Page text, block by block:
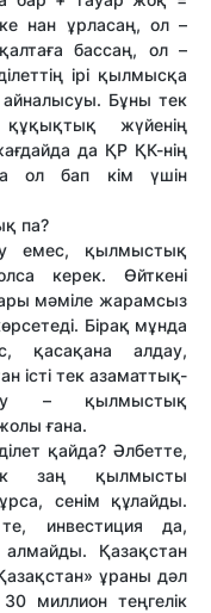
нан ұрласаң, ол –
бассаң, ол –
ірі қылмысқа
Бұны тек
жүйенің
да ҚР ҚК-нің
ол бап кім үшін
па?
емес, қылмыстық
керек. Өйткені
мәміле жарамсыз
Бірақ мұнда
қасақана алдау,
істі тек азаматтық-
– қылмыстық
ғана.
қайда? Әлбетте,
заң қылмысты
сенім құлайды.
инвестиция да,
Қазақстан
ұраны дәл
миллион теңгелік